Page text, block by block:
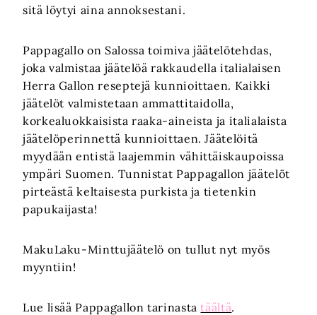
sitä löytyi aina annoksestani.
Pappagallo on Salossa toimiva jäätelötehdas,
joka valmistaa jäätelöä rakkaudella italialaisen
Herra Gallon reseptejä kunnioittaen. Kaikki
jäätelöt valmistetaan ammattitaidolla,
korkealuokkaisista raaka-aineista ja italialaista
jäätelöperinnettä kunnioittaen. Jäätelöitä
myydään entistä laajemmin vähittäiskaupoissa
ympäri Suomen. Tunnistat Pappagallon jäätelöt
pirteästä keltaisesta purkista ja tietenkin
papukaijasta!
MakuLaku-Minttujäätelö on tullut nyt myös
myyntiin!
Lue lisää Pappagallon tarinastatäältä.